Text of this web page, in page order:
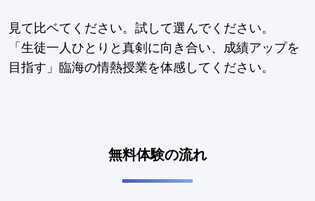
見て比ベてください。試して選んでください。
「生徒一人ひとりと真剣に向き合い、成績アップを
目指す」臨海の情熱授業を体感してください。
無料体験の流れ